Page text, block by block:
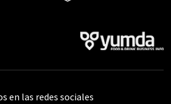
en las redes sociales